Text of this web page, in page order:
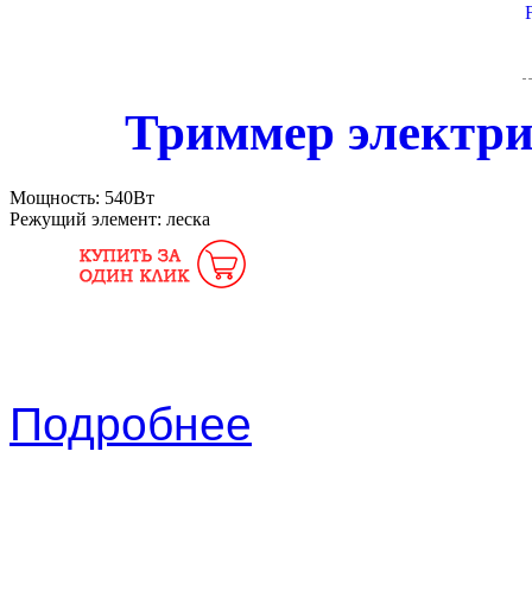
Триммер
Мощность: 540Вт
Режущий элемент: леска
Подробнее